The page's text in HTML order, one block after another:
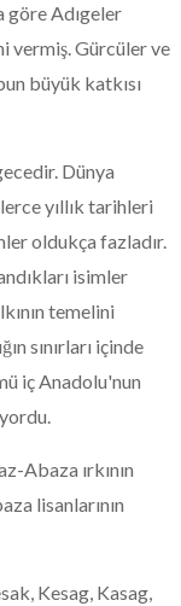
göre Adıgeler
vermiş. Gürcüler ve
büyük katkısı
Dünya
yıllık tarihleri
oldukça fazladır.
isimler
temelini
sınırları içinde
iç Anadolu'nun
Abaza ırkının
lisanlarının
Kesag, Kasag,